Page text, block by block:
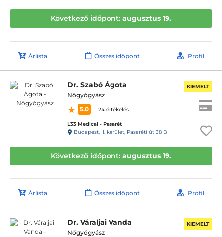
Következő időpont: augusztus 19.
Árlista Összes időpont Profil
Dr. Szabó Ágota
Nőgyógyász
5.0
24 értékelés
L33 Medical - Pasarét
Budapest, II. kerület, Pasaréti út 38 B
KIEMELT
Következő időpont: augusztus 19.
Árlista Összes időpont Profil
Dr. Váraljai Vanda
Nőgyógyász
KIEMELT